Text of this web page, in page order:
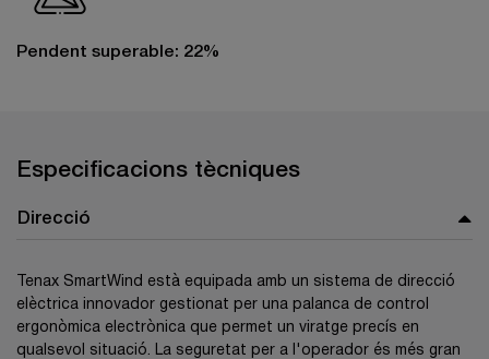
Pendent superable: 22%
Especificacions tècniques
Direcció
Tenax SmartWind està equipada amb un sistema de direcció
elèctrica innovador gestionat per una palanca de control
ergonòmica electrònica que permet un viratge precís en
qualsevol situació. La seguretat per a l'operador és més gran